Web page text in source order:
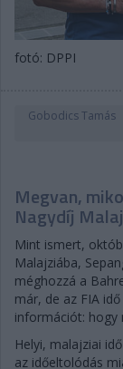
fotó: DPPI
Gobodics Tamás
Megvan,
Nagydíj
Mint ismert,
Malajziába,
méghozzá a
már, de az FIA
információt: hogy
Helyi, malajziai
az időeltolódás